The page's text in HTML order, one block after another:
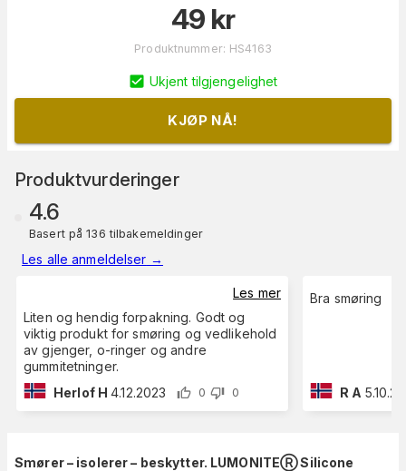
49 kr
Produktnummer: HS4163
Ukjent tilgjengelighet
KJØP NÅ!
Produktvurderinger
4.6
Basert på 136 tilbakemeldinger
Les alle anmeldelser →
Les mer
Liten og hendig forpakning. Godt og
viktig produkt for smøring og vedlikehold
av gjenger, o-ringer og andre
gummitetninger.
Herlof H 4.12.2023 0 0
Bra smøring
R A
Smører – isolerer – beskytter. LUMONITEⓇ Silicone